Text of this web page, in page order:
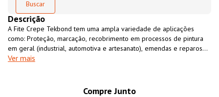
Descrição
A Fite Crepe Tekbond tem uma ampla variedade de aplicações
como: Proteção, marcação, recobrimento em processos de pintura
em geral (industrial, automotiva e artesanato), emendas e reparos
em restaurações diversas, como livros, revistas e artefatos em
Ver mais
Compre Junto